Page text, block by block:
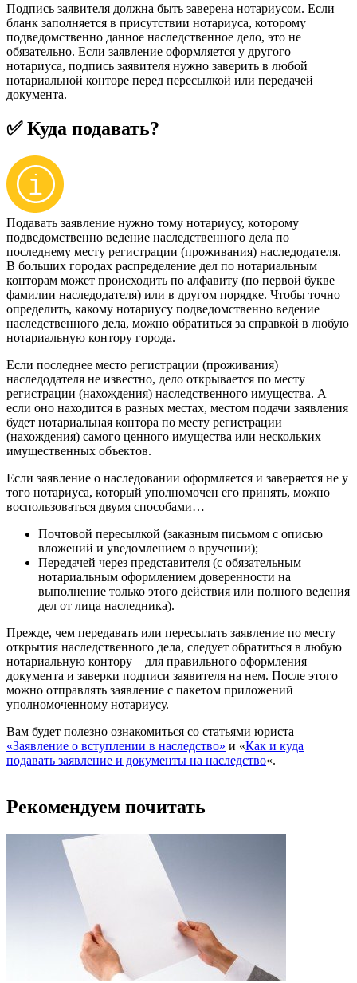
Подпись заявителя должна быть заверена нотариусом. Если
бланк заполняется в присутствии нотариуса, которому
подведомственно данное наследственное дело, это не
обязательно. Если заявление оформляется у другого
нотариуса, подпись заявителя нужно заверить в любой
нотариальной конторе перед пересылкой или передачей
документа.
✅ Куда подавать?
Подавать заявление нужно тому нотариусу, которому
подведомственно ведение наследственного дела по
последнему месту регистрации (проживания) наследодателя.
В больших городах распределение дел по нотариальным
конторам может происходить по алфавиту (по первой букве
фамилии наследодателя) или в другом порядке. Чтобы точно
определить, какому нотариусу подведомственно ведение
наследственного дела, можно обратиться за справкой в любую
нотариальную контору города.
Если последнее место регистрации (проживания)
наследодателя не известно, дело открывается по месту
регистрации (нахождения) наследственного имущества. А
если оно находится в разных местах, местом подачи заявления
будет нотариальная контора по месту регистрации
(нахождения) самого ценного имущества или нескольких
имущественных объектов.
Если заявление о наследовании оформляется и заверяется не у
того нотариуса, который уполномочен его принять, можно
воспользоваться двумя способами…
Почтовой пересылкой (заказным письмом с описью
вложений и уведомлением о вручении);
Передачей через представителя (с обязательным
нотариальным оформлением доверенности на
выполнение только этого действия или полного ведения
дел от лица наследника).
Прежде, чем передавать или пересылать заявление по месту
открытия наследственного дела, следует обратиться в любую
нотариальную контору – для правильного оформления
документа и заверки подписи заявителя на нем. После этого
можно отправлять заявление с пакетом приложений
уполномоченному нотариусу.
Вам будет полезно ознакомиться со статьями юриста
«Заявление о вступлении в наследство» и «Как и куда
подавать заявление и документы на наследство«.
Рекомендуем почитать